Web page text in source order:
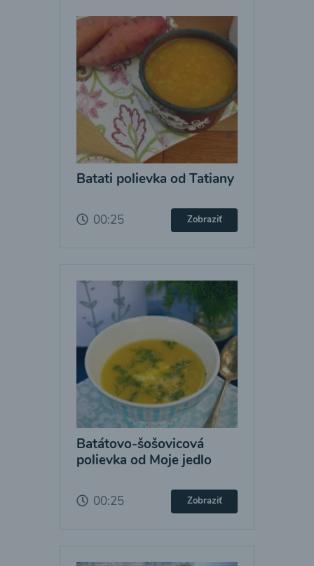
Batati polievka od Tatiany
00:25 Zobraziť
Batátovo-šošovicová
polievka od Moje jedlo
00:25 Zobraziť